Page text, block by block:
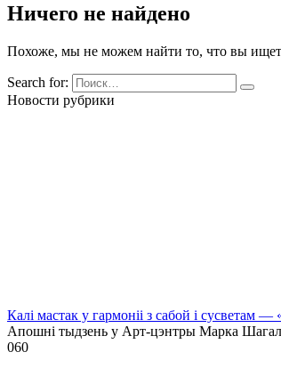
Ничего не найдено
Похоже, мы не можем найти то, что вы
Search for:
Новости рубрики
Калі мастак у гармоніі з сабой і сусветам
Апошні тыдзень у Арт-цэнтры Марка
060